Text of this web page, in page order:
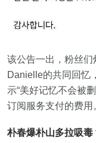
该公告一出，粉丝
Danielle的共同回忆
示“美好记忆不会被
订阅服务支付的费用
朴春爆朴山多拉吸毒